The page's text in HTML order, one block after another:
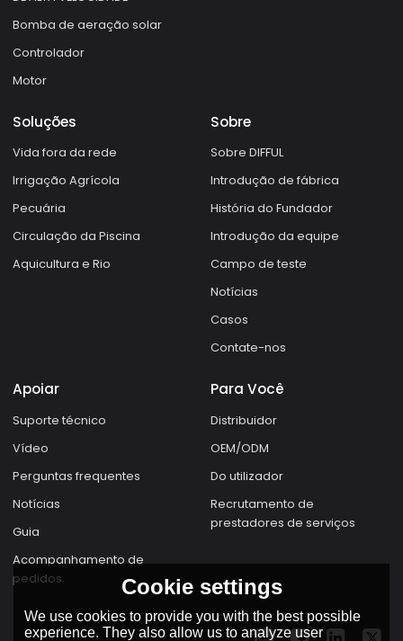
Bomba de aeração solar
Controlador
Motor
Soluções
Vida fora da rede
Irrigação Agrícola
Pecuária
Circulação da Piscina
Aquicultura e Rio
Sobre
Sobre DIFFUL
Introdução de fábrica
História do Fundador
Introdução da equipe
Campo de teste
Notícias
Casos
Contate-nos
Apoiar
Suporte técnico
Vídeo
Perguntas frequentes
Notícias
Guia
Acompanhamento de
pedidos
Para Você
Distribuidor
OEM/ODM
Do utilizador
Recrutamento de
prestadores de serviços
Cookie settings
We use cookies to provide you with the best possible
experience. They also allow us to analyze user